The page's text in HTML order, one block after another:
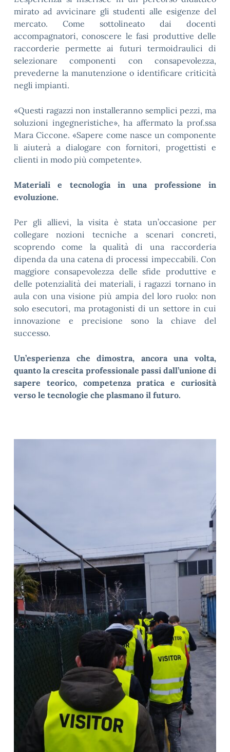
mirato ad avvicinare gli studenti alle esigenze del
mercato. Come sottolineato dai docenti
accompagnatori, conoscere le fasi produttive delle
raccorderie permette ai futuri termoidraulici di
selezionare componenti con consapevolezza,
prevederne la manutenzione o identificare criticità
negli impianti.
«Questi ragazzi non installeranno semplici pezzi, ma
soluzioni ingegneristiche», ha affermato la prof.ssa
Mara Ciccone. «Sapere come nasce un componente
li aiuterà a dialogare con fornitori, progettisti e
clienti in modo più competente».
Materiali e tecnologia in una professione in
evoluzione.
Per gli allievi, la visita è stata un’occasione per
collegare nozioni tecniche a scenari concreti,
scoprendo come la qualità di una raccorderia
dipenda da una catena di processi impeccabili. Con
maggiore consapevolezza delle sfide produttive e
delle potenzialità dei materiali, i ragazzi tornano in
aula con una visione più ampia del loro ruolo: non
solo esecutori, ma protagonisti di un settore in cui
innovazione e precisione sono la chiave del
successo.
Un’esperienza che dimostra, ancora una volta,
quanto la crescita professionale passi dall’unione di
sapere teorico, competenza pratica e curiosità
verso le tecnologie che plasmano il futuro.